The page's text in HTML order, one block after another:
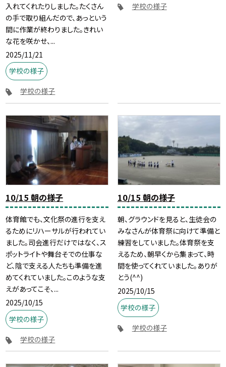
入れてくれたりしました。たくさん
の手で取り組んだので、あっという
間に作業が終わりました。きれい
な花を咲かせ、...
2025/11/21
学校の様子
学校の様子
学校の様子
10/15 朝の様子
体育館でも、文化祭の進行を支え
るためにリハーサルが行われてい
ました。司会進行だけではなく、ス
ポットライトや舞台そでの仕事な
ど、陰で支える人たちも準備を進
めてくれていました。このような支
えがあってこそ、...
2025/10/15
学校の様子
学校の様子
10/15 朝の様子
朝、グラウンドを見ると、生徒会の
みなさんが体育祭に向けて準備と
練習をしていました。体育祭を支
えるため、朝早くから集まって、時
間を使ってくれていました。ありが
とう(^^)
2025/10/15
学校の様子
学校の様子